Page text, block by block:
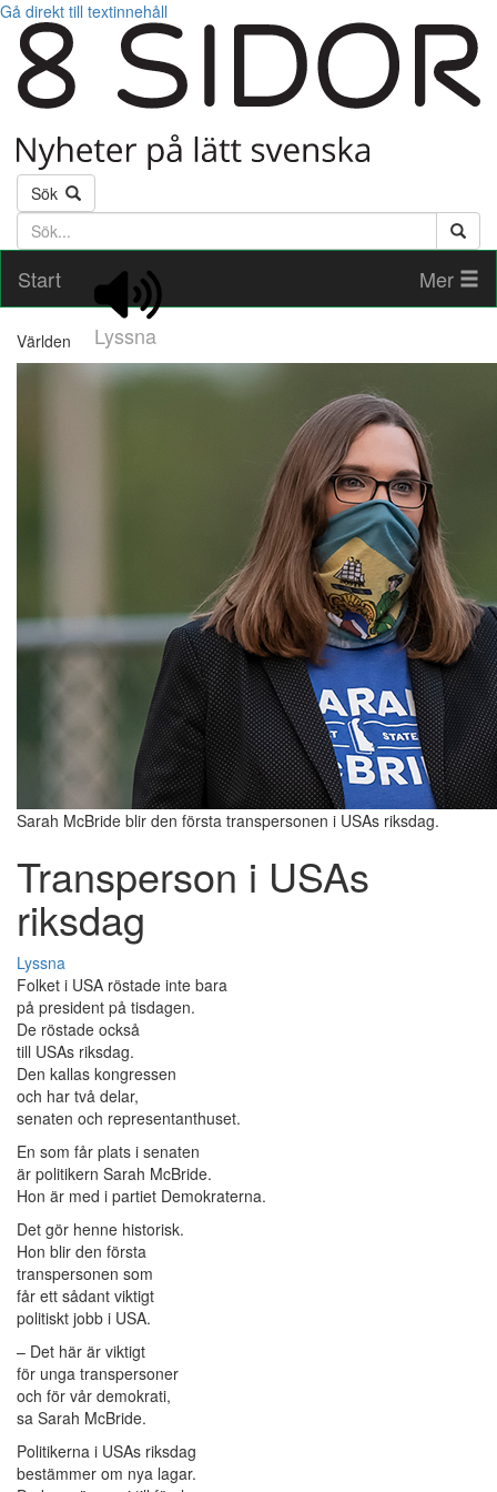
Gå direkt till textinnehåll
Sök
Söktext
Start
Lyssna
Mer
Världen
Sarah McBride blir den första transpersonen i USAs riksdag.
Transperson i USAs
riksdag
Lyssna
Folket i USA röstade inte bara
på president på tisdagen.
De röstade också
till USAs riksdag.
Den kallas kongressen
och har två delar,
senaten och representanthuset.
En som får plats i senaten
är politikern Sarah McBride.
Hon är med i partiet Demokraterna.
Det gör henne historisk.
Hon blir den första
transpersonen som
får ett sådant viktigt
politiskt jobb i USA.
– Det här är viktigt
för unga transpersoner
och för vår demokrati,
sa Sarah McBride.
Politikerna i USAs riksdag
bestämmer om nya lagar.